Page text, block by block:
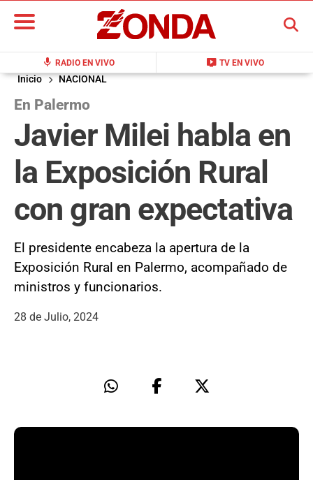
mic RADIO EN VIVO live_tv TV EN VIVO
BUSCAR
Inicio NACIONAL
En Palermo
Javier Milei habla en
la Exposición Rural
con gran expectativa
El presidente encabeza la apertura de la
Exposición Rural en Palermo, acompañado de
ministros y funcionarios.
28 de Julio, 2024